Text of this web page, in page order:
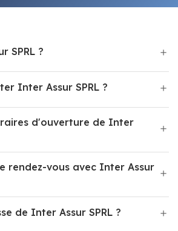
SPRL ?
Inter Assur SPRL ?
d'ouverture de Inter
rendez-vous avec Inter Assur
de Inter Assur SPRL ?